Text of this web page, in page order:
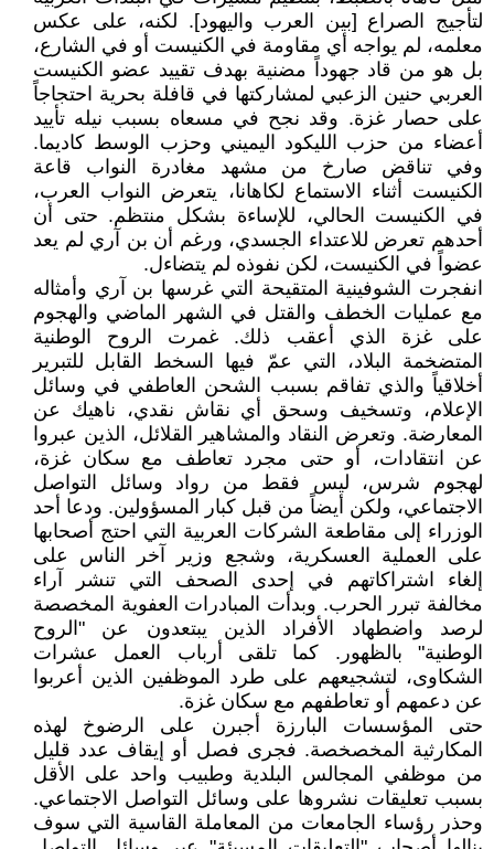
لتأجيج الصراع [بين العرب واليهود]. لكنه، على عكس
معلمه، لم يواجه أي مقاومة في الكنيست أو في الشارع،
بل هو من قاد جهوداً مضنية بهدف تقييد عضو الكنيست
العربي حنين الزعبي لمشاركتها في قافلة بحرية احتجاجاً
على حصار غزة. وقد نجح في مسعاه بسبب نيله تأييد
أعضاء من حزب الليكود اليميني وحزب الوسط كاديما.
وفي تناقض صارخ من مشهد مغادرة النواب قاعة
الكنيست أثناء الاستماع لكاهانا، يتعرض النواب العرب،
في الكنيست الحالي، للإساءة بشكل منتظم. حتى أن
أحدهم تعرض للاعتداء الجسدي، ورغم أن بن آري لم يعد
عضواً في الكنيست، لكن نفوذه لم يتضاءل.
انفجرت الشوفينية المتقيحة التي غرسها بن آري وأمثاله
مع عمليات الخطف والقتل في الشهر الماضي والهجوم
على غزة الذي أعقب ذلك. غمرت الروح الوطنية
المتضخمة البلاد، التي عمّ فيها السخط القابل للتبرير
أخلاقياً والذي تفاقم بسبب الشحن العاطفي في وسائل
الإعلام، وتسخيف وسحق أي نقاش نقدي، ناهيك عن
المعارضة. وتعرض النقاد والمشاهير القلائل، الذين عبروا
عن انتقادات، أو حتى مجرد تعاطف مع سكان غزة،
لهجوم شرس، ليس فقط من رواد وسائل التواصل
الاجتماعي، ولكن أيضاً من قبل كبار المسؤولين. ودعا أحد
الوزراء إلى مقاطعة الشركات العربية التي احتج أصحابها
على العملية العسكرية، وشجع وزير آخر الناس على
إلغاء اشتراكاتهم في إحدى الصحف التي تنشر آراء
مخالفة تبرر الحرب. وبدأت المبادرات العفوية المخصصة
لرصد واضطهاد الأفراد الذين يبتعدون عن "الروح
الوطنية" بالظهور. كما تلقى أرباب العمل عشرات
الشكاوى، لتشجيعهم على طرد الموظفين الذين أعربوا
عن دعمهم أو تعاطفهم مع سكان غزة.
حتى المؤسسات البارزة أجبرن على الرضوخ لهذه
المكارثية المخصخصة. فجرى فصل أو إيقاف عدد قليل
من موظفي المجالس البلدية وطبيب واحد على الأقل
بسبب تعليقات نشروها على وسائل التواصل الاجتماعي.
وحذر رؤساء الجامعات من المعاملة القاسية التي سوف